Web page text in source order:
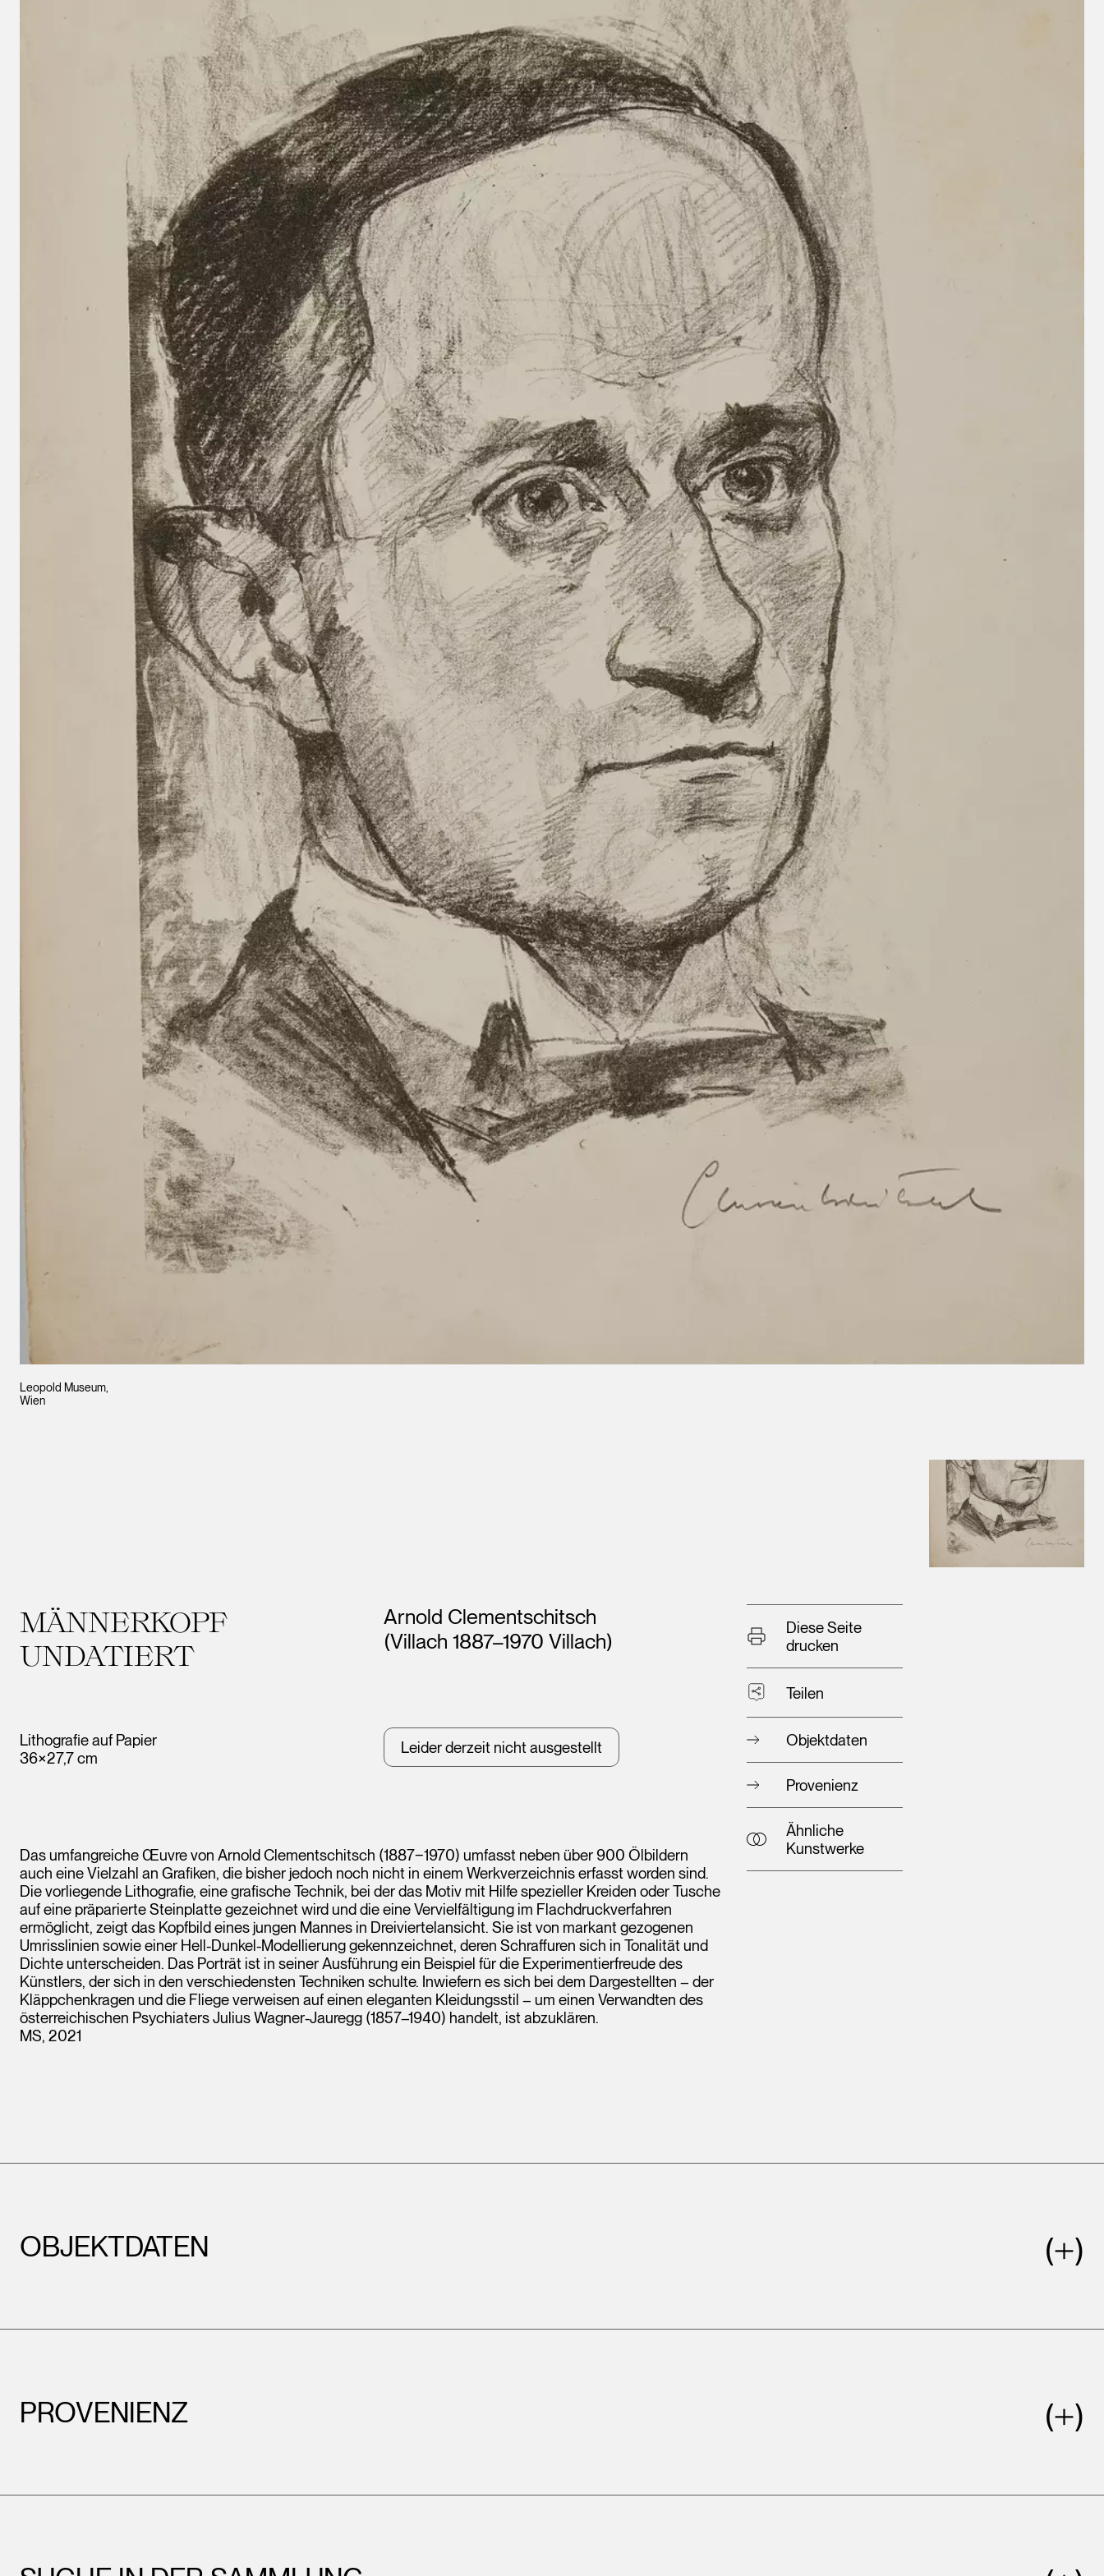
Leopold Museum,
Wien
MÄNNERKOPF
UNDATIERT
Lithografie auf Papier
36×27,7 cm
Künstler*innen
Arnold Clementschitsch
(Villach 1887–1970 Villach)
Leider derzeit nicht ausgestellt
Diese Seite
drucken
Teilen
Objektdaten
Provenienz
Ähnliche
Kunstwerke
Das umfangreiche Œuvre von Arnold Clementschitsch (1887‒1970) umfasst neben über 900 Ölbildern
auch eine Vielzahl an Grafiken, die bisher jedoch noch nicht in einem Werkverzeichnis erfasst worden sind.
Die vorliegende Lithografie, eine grafische Technik, bei der das Motiv mit Hilfe spezieller Kreiden oder Tusche
auf eine präparierte Steinplatte gezeichnet wird und die eine Vervielfältigung im Flachdruckverfahren
ermöglicht, zeigt das Kopfbild eines jungen Mannes in Dreiviertelansicht. Sie ist von markant gezogenen
Umrisslinien sowie einer Hell-Dunkel-Modellierung gekennzeichnet, deren Schraffuren sich in Tonalität und
Dichte unterscheiden. Das Porträt ist in seiner Ausführung ein Beispiel für die Experimentierfreude des
Künstlers, der sich in den verschiedensten Techniken schulte. Inwiefern es sich bei dem Dargestellten – der
Kläppchenkragen und die Fliege verweisen auf einen eleganten Kleidungsstil – um einen Verwandten des
österreichischen Psychiaters Julius Wagner-Jauregg (1857–1940) handelt, ist abzuklären.
MS, 2021
OBJEKTDATEN
PROVENIENZ